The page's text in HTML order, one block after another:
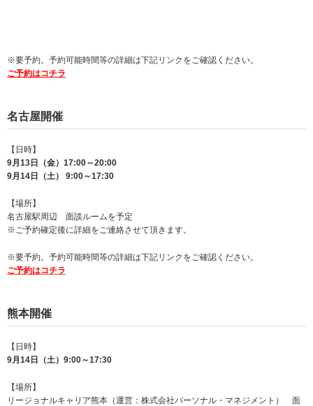
※要予約。予約可能時間等の詳細は下記リンクをご確認ください。
ご予約はコチラ
名古屋開催
【日時】
9月13日（金）17:00～20:00
9月14日（土） 9:00～17:30
【場所】
名古屋駅周辺 面談ルームを予定
※ご予約確定後に詳細をご連絡させて頂きます。
※要予約。予約可能時間等の詳細は下記リンクをご確認ください。
ご予約はコチラ
熊本開催
【日時】
9月14日（土）9:00～17:30
【場所】
リージョナルキャリア熊本（運営：株式会社パーソナル・マネジメント） 面